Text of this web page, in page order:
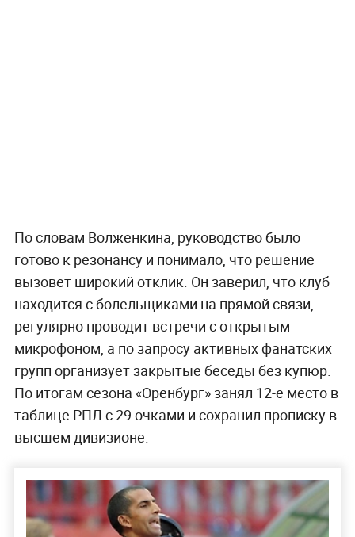
По словам Волженкина, руководство было
готово к резонансу и понимало, что решение
вызовет широкий отклик. Он заверил, что клуб
находится с болельщиками на прямой связи,
регулярно проводит встречи с открытым
микрофоном, а по запросу активных фанатских
групп организует закрытые беседы без купюр.
По итогам сезона «Оренбург» занял 12-е место в
таблице РПЛ с 29 очками и сохранил прописку в
высшем дивизионе.